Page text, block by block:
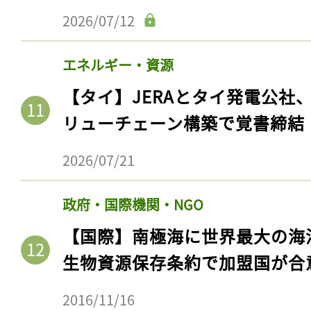
2026/07/12
エネルギー・資源
【タイ】JERAとタイ発電公社
リューチェーン構築で覚書締結
2026/07/21
政府・国際機関・NGO
【国際】南極海に世界最大の
生物資源保存条約で加盟国が合
2016/11/16
記事をお気に入りに
ログインが必